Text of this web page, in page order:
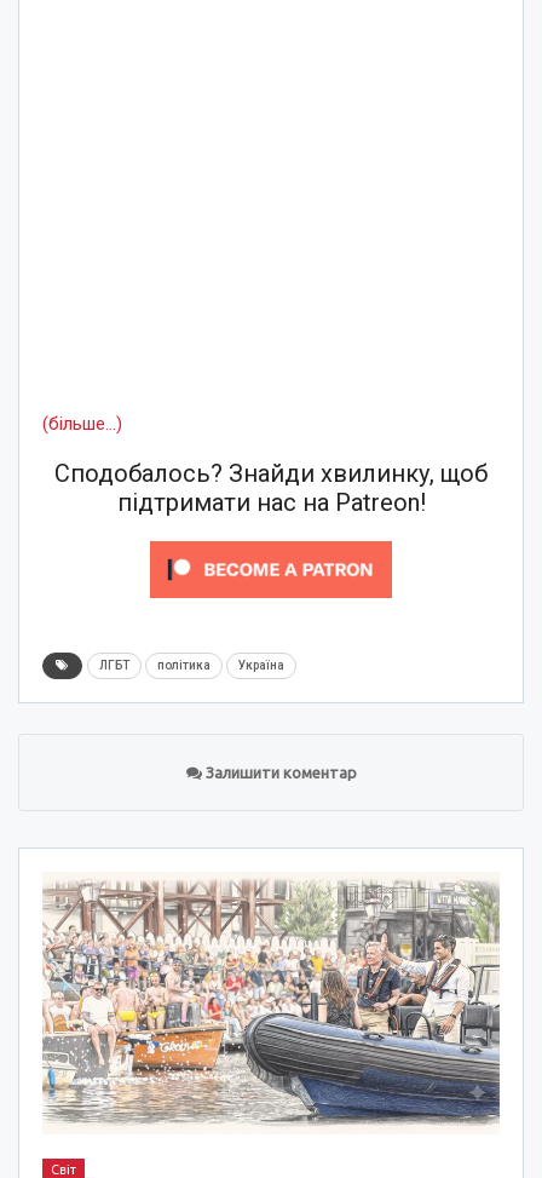
(більше…)
Сподобалось? Знайди хвилинку, щоб
підтримати нас на Patreon!
ЛГБТ політика Україна
Залишити коментар
Світ